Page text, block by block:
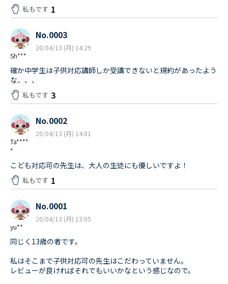
私もです 1
Sh***
No.0003
20/04/13 (月) 14:29
確か中学生は子供対応講師しか受講できないと規約があったよう
な、、、
私もです 3
Ta****
*
No.0002
20/04/13 (月) 14:01
こども対応可の先生は、大人の生徒にも優しいですよ！
私もです 1
yu**
No.0001
20/04/13 (月) 13:05
同じく13歳の者です。
私はそこまで子供対応可の先生はこだわっていません。
レビューが良ければそれでもいいかなという感じなので。